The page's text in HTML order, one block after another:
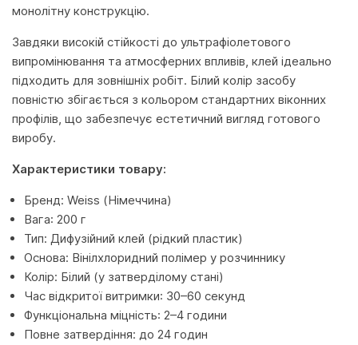
монолітну конструкцію.
Завдяки високій стійкості до ультрафіолетового
випромінювання та атмосферних впливів, клей ідеально
підходить для зовнішніх робіт. Білий колір засобу
повністю збігається з кольором стандартних віконних
профілів, що забезпечує естетичний вигляд готового
виробу.
Характеристики товару:
Бренд: Weiss (Німеччина)
Вага: 200 г
Тип: Дифузійний клей (рідкий пластик)
Основа: Вінілхлоридний полімер у розчиннику
Колір: Білий (у затверділому стані)
Час відкритої витримки: 30–60 секунд
Функціональна міцність: 2–4 години
Повне затвердіння: до 24 годин